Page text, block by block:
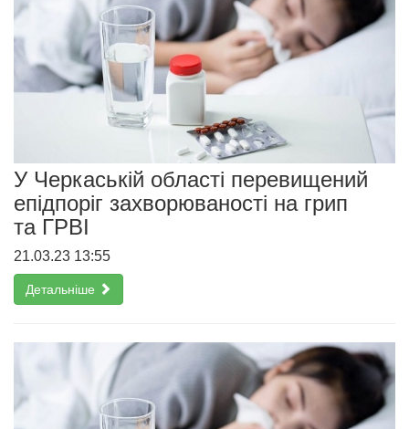
У Черкаській області перевищений
епідпоріг захворюваності на грип
та ГРВІ
21.03.23 13:55
Детальніше